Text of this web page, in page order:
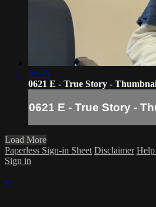
01:45
0621 E - True Story -
0621 E - True Story -
Load More
Paperless Sign-in Sheet Disclaimer Help
Sign in
×